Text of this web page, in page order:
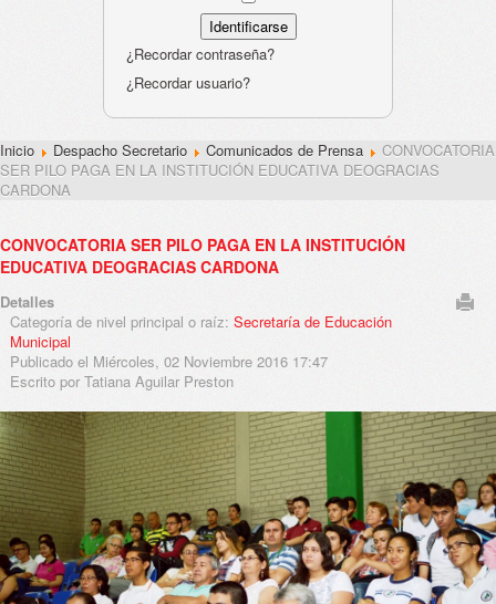
¿Recordar contraseña?
¿Recordar usuario?
Inicio Despacho Secretario Comunicados de Prensa
CONVOCATORIA
SER PILO PAGA EN LA INSTITUCIÓN EDUCATIVA DEOGRACIAS
CARDONA
CONVOCATORIA SER PILO PAGA EN LA INSTITUCIÓN
EDUCATIVA DEOGRACIAS CARDONA
Detalles
Categoría de nivel principal o raíz: Secretaría de Educación
Municipal
Publicado el Miércoles, 02 Noviembre 2016 17:47
Escrito por Tatiana Aguilar Preston